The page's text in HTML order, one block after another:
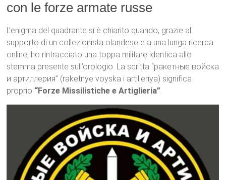
con le forze armate russe
L’enigma del quadrante si è chiarito quando, grazie al
supporto di un collezionista olandese e a una lunga ricerca
online, ho rintracciato una toppa militare identica allo
stemma presente sull’orologio. La scritta “ракетные войска
и артиллерия” (raketnye voyska i artilleriya) significa
proprio “Forze Missilistiche e Artiglieria”.